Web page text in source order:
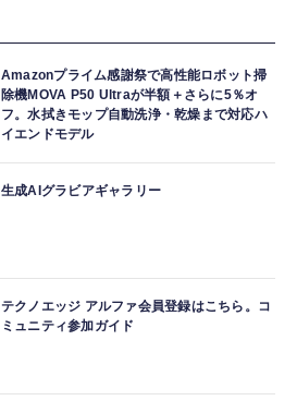
Amazonプライム感謝祭で高性能ロボット掃
除機MOVA P50 Ultraが半額＋さらに5％オ
フ。水拭きモップ自動洗浄・乾燥まで対応ハ
イエンドモデル
生成AIグラビアギャラリー
テクノエッジ アルファ会員登録はこちら。コ
ミュニティ参加ガイド